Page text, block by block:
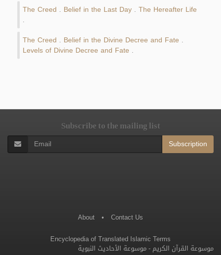
The Creed Belief in the Last Day The Hereafter Life
The Creed Belief in the Divine Decree and Fate
Levels of Divine Decree and Fate
Subscribe to the mailing list
Subscription
About • Contact Us
Encyclopedia of Translated Islamic Terms
موسوعة القرآن الكريم -موسوعة الأحاديث النبوية